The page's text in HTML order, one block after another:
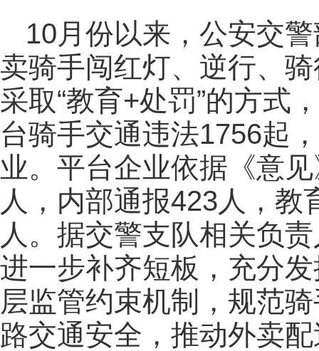
10月份以来，公安交
卖骑手闯红灯、逆行、
采取“教育+处罚”的方式
台骑手交通违法1756起
业。平台企业依据《意
人，内部通报423人，教
人。据交警支队相关负
进一步补齐短板，充分
层监管约束机制，规范
路交通安全，推动外卖